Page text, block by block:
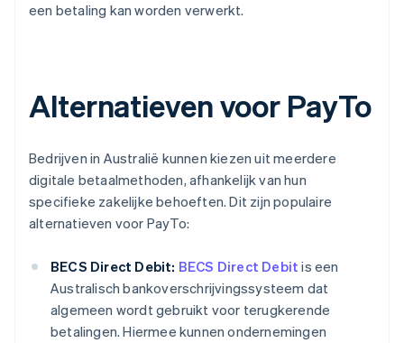
een betaling kan worden verwerkt.
Alternatieven voor PayTo
Bedrijven in Australië kunnen kiezen uit meerdere
digitale betaalmethoden, afhankelijk van hun
specifieke zakelijke behoeften. Dit zijn populaire
alternatieven voor PayTo:
BECS Direct Debit: BECS Direct Debit is een
Australisch bankoverschrijvingssysteem dat
algemeen wordt gebruikt voor terugkerende
betalingen. Hiermee kunnen ondernemingen